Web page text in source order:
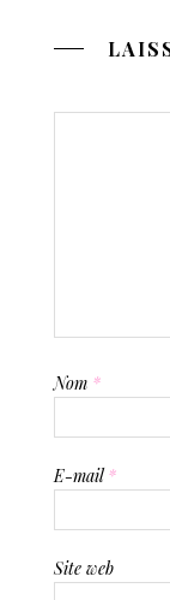
Nom *
E-mail*
Site web